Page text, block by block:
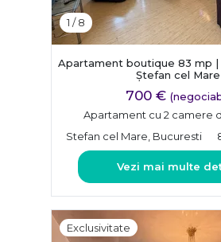
1 /8
Apartament boutique 83 mp |
Ștefan cel Mare
700 €
Apartament cu 2 camere
Stefan cel Mare, Bucuresti
Vezi mai multe
Exclusivitate